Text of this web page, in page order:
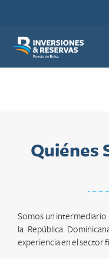
Quiénes
Somos un intermediario
la República
experiencia en el sector